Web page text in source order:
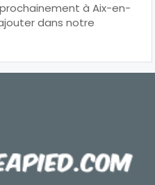
à Aix-en-
dans notre